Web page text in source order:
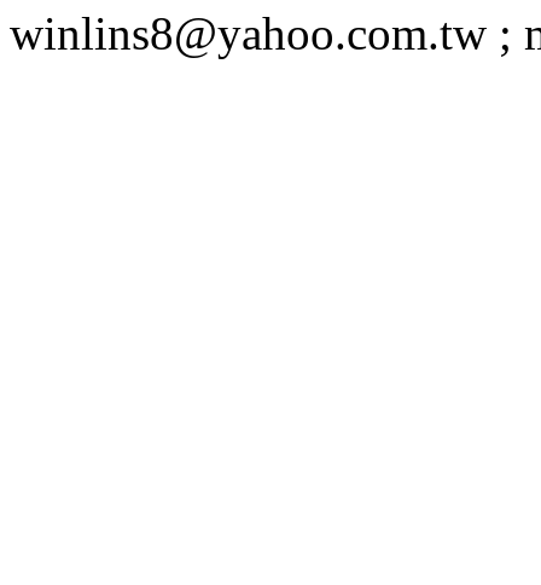
winlins8@yahoo.com.tw ;